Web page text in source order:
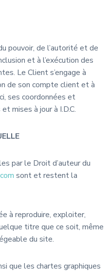
pouvoir, de l’autorité et de
et à l’exécution des
Le Client s’engage à
de son compte client et à
ses coordonnées et
mises à jour à I.D.C.
par le Droit d’auteur du
sont et restent la
à reproduire, exploiter,
titre que ce soit, même
du site.
que les chartes graphiques